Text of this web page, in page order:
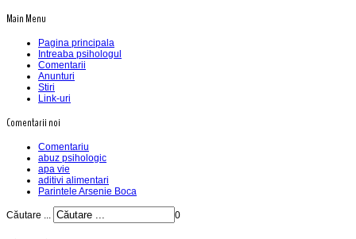
Main Menu
Pagina principala
Intreaba psihologul
Comentarii
Anunturi
Stiri
Link-uri
Comentarii noi
Comentariu
abuz psihologic
apa vie
aditivi alimentari
Parintele Arsenie Boca
Căutare ... 0